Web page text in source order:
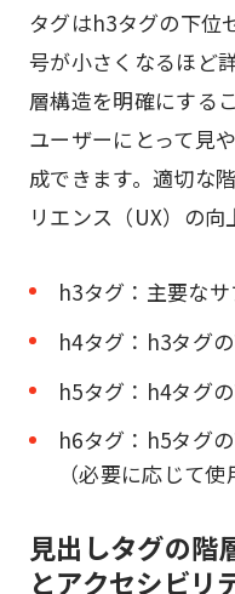
タグはh3タグの下位
号が小さくなるほど
層構造を明確にする
ユーザーにとって見
成できます。適切な
リエンス（UX）の向
h3タグ：主要な
h4タグ：h3タグ
h5タグ：h4タグ
h6タグ：h5タグ
（必要に応じて使
見出しタグの階
とアクセシビリ